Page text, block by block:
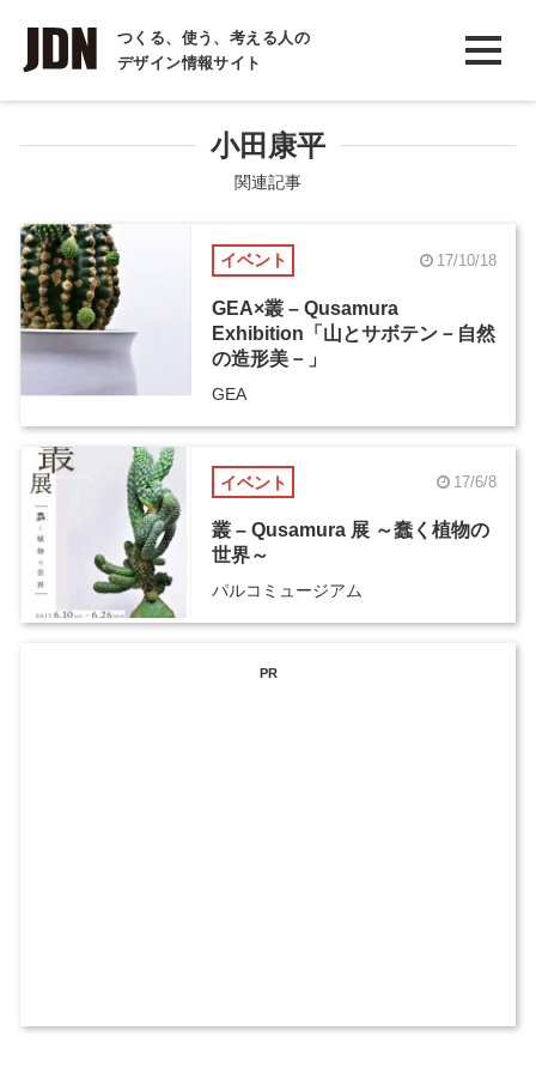
つくる、使う、考える人の
デザイン情報サイト
INTERVIEW
インタビュー
COLUMN
コラム
小田康平
関連記事
イベント 17/10/18
GEA×叢 – Qusamura
Exhibition「山とサボテン－自然
の造形美－」
GEA
イベント 17/6/8
叢 – Qusamura 展 ～蠢く植物の
世界～
パルコミュージアム
PR